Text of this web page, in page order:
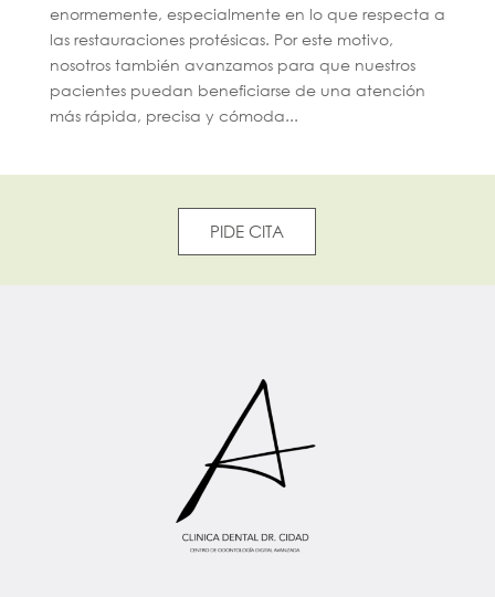
enormemente, especialmente en lo que respecta a
las restauraciones protésicas. Por este motivo,
nosotros también avanzamos para que nuestros
pacientes puedan beneficiarse de una atención
más rápida, precisa y cómoda...
PIDE CITA